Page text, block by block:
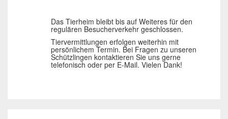
Das Tierheim bleibt bis auf Weiteres für den
regulären Besucherverkehr geschlossen.
Tiervermittlungen erfolgen weiterhin mit
persönlichem Termin. Bei Fragen zu unseren
Schützlingen kontaktieren Sie uns gerne
telefonisch oder per E-Mail. Vielen Dank!